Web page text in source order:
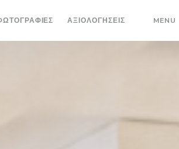
ΑΞΙΟΛΟΓΉΣΕΙΣ MENU